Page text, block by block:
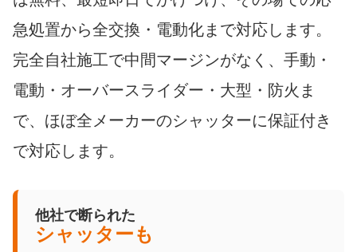
急処置から全交換・電動化まで対応します。
完全自社施工で中間マージンがなく、手動・
電動・オーバースライダー・大型・防火ま
で、ほぼ全メーカーのシャッターに保証付き
で対応します。
他社で断られた
シャッターも